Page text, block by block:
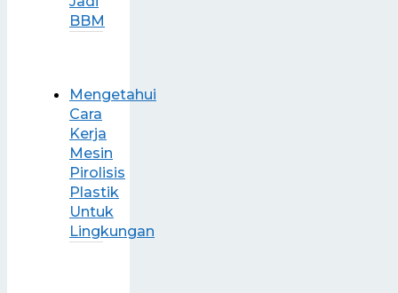
BBM
Mengetahui
Cara
Kerja
Mesin
Pirolisis
Plastik
Untuk
Lingkungan